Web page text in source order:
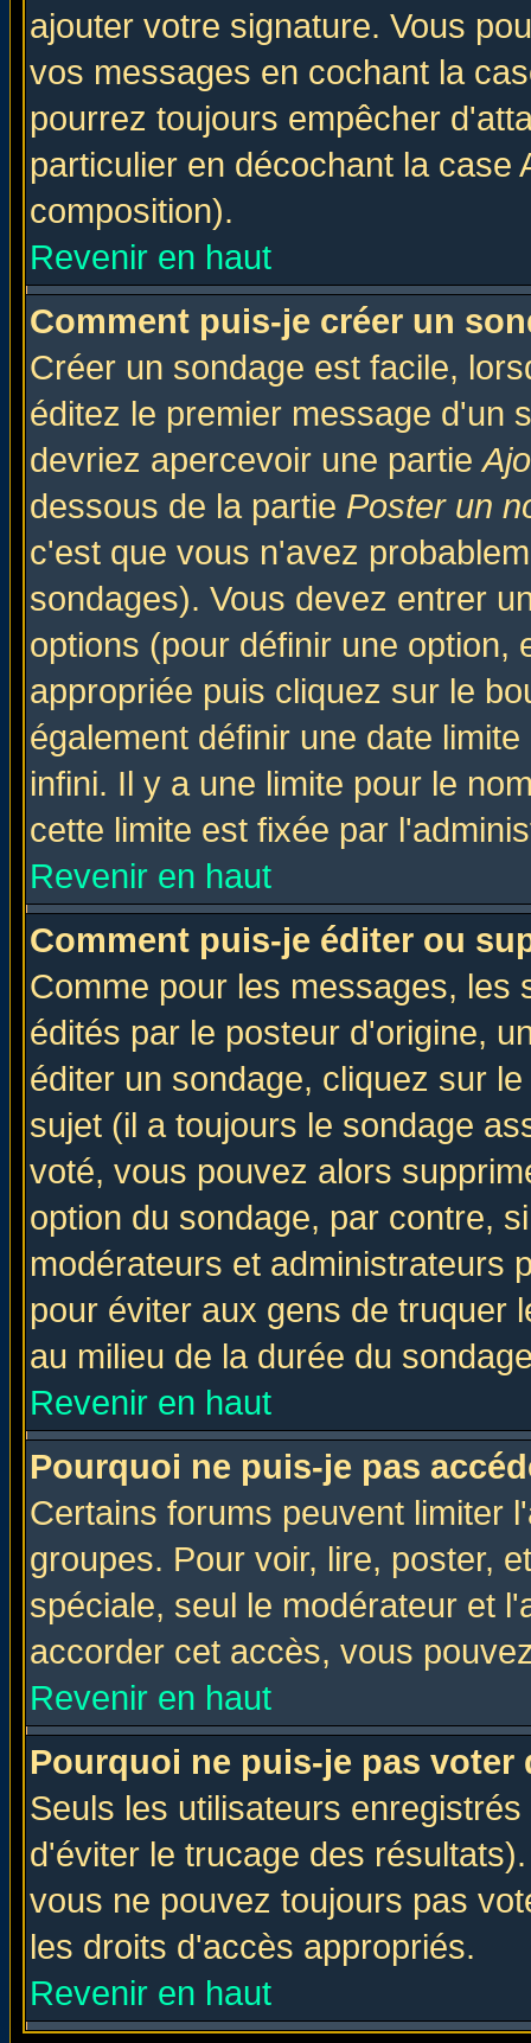
ajouter votre signature. Vous
vos messages en cochant la
pourrez toujours empêcher
particulier en décochant la
composition).
Revenir en haut
Comment puis-je créer un
Créer un sondage est facile,
éditez le premier message d'un
devriez apercevoir une partie
dessous de la partie Poster un
c'est que vous n'avez
sondages). Vous devez entrer
options (pour définir une option,
appropriée puis cliquez sur le
également définir une date
infini. Il y a une limite pour le
cette limite est fixée par
Revenir en haut
Comment puis-je éditer ou
Comme pour les messages, les
édités par le posteur d'origine,
éditer un sondage, cliquez sur
sujet (il a toujours le sondage
voté, vous pouvez alors
option du sondage, par contre,
modérateurs et administrateurs
pour éviter aux gens de truquer
au milieu de la durée du
Revenir en haut
Pourquoi ne puis-je pas
Certains forums peuvent limiter
groupes. Pour voir, lire, poster,
spéciale, seul le modérateur et
accorder cet accès, vous
Revenir en haut
Pourquoi ne puis-je pas voter
Seuls les utilisateurs
d'éviter le trucage des
vous ne pouvez toujours pas
les droits d'accès appropriés.
Revenir en haut